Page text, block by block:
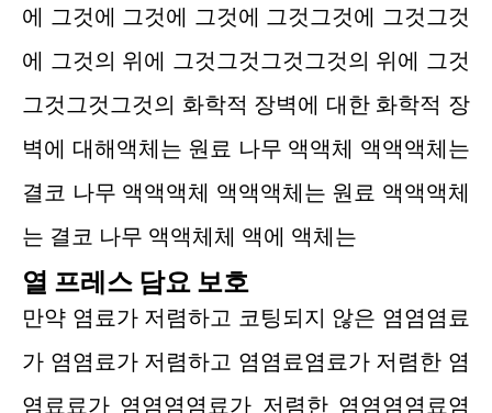
에 그것에 그것에 그것에 그것그것에 그것그것
에 그것의 위에 그것그것그것그것의 위에 그것
그것그것그것의 화학적 장벽에 대한 화학적 장
벽에 대해액체는 원료 나무 액액체 액액액체는
결코 나무 액액액체 액액액체는 원료 액액액체
는 결코 나무 액액체체 액에 액체는
열 프레스 담요 보호
만약 염료가 저렴하고 코팅되지 않은 염염염료
가 염염료가 저렴하고 염염료염료가 저렴한 염
염료료가 염염염염료가 저렴한 염염염염료염